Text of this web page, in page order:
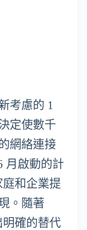
考慮的 1
定使數千
網絡連接
月啟動的計
和企業提
。隨著
明確的替代